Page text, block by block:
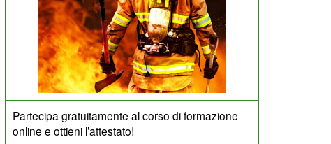
Partecipa gratuitamente al corso di formazione
online e ottieni l’attestato!